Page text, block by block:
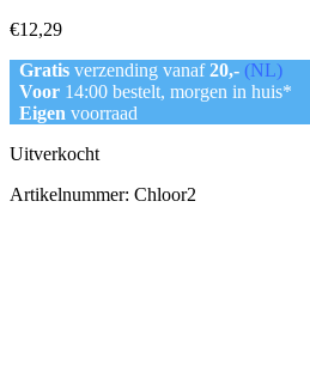
€12,29
Gratis verzending vanaf20,- (NL)
Voor 14:00 bestelt, morgen in huis*
Eigen voorraad
Uitverkocht
Artikelnummer: Chloor2